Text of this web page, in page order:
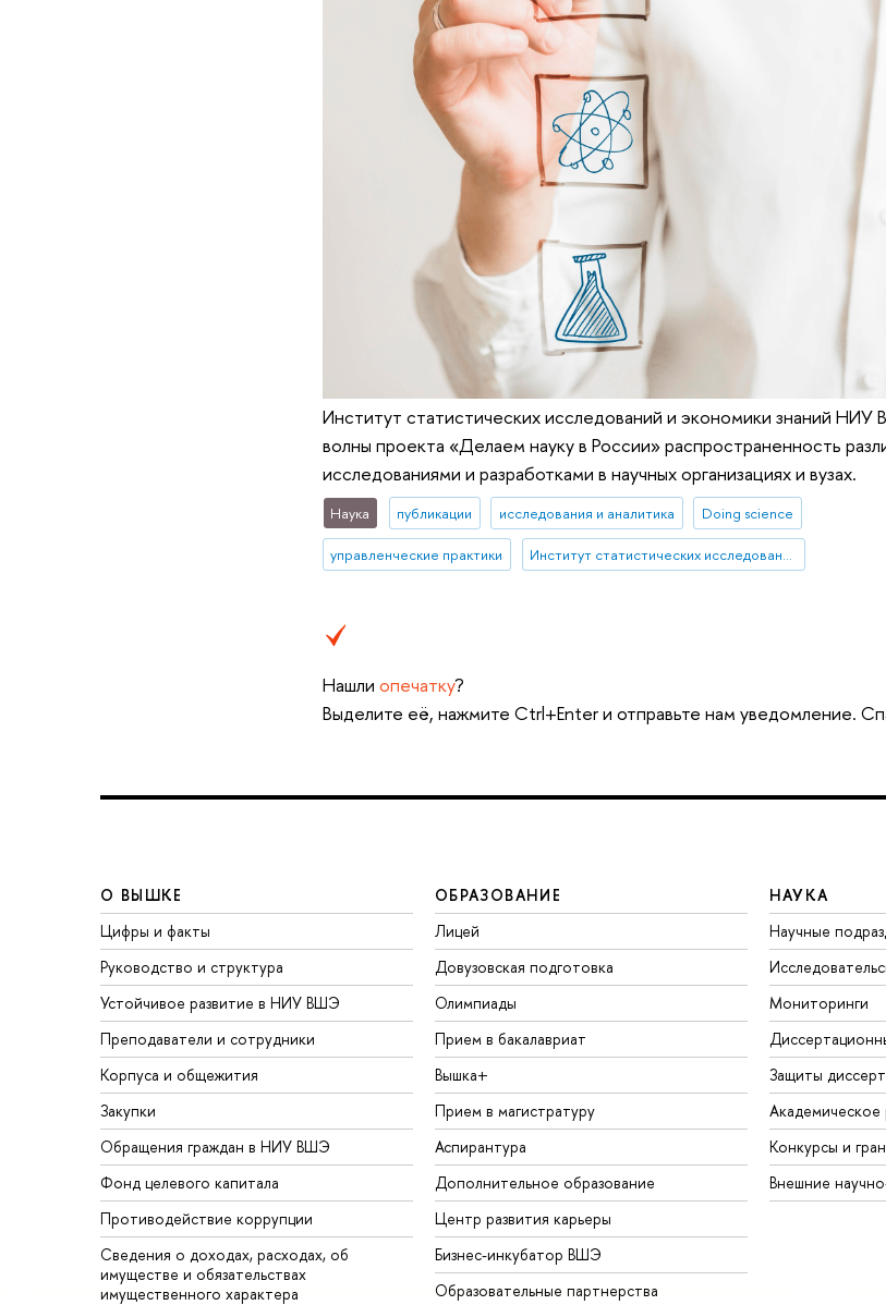
Институт статистических исследований и экономики знаний НИУ
волны проекта «Делаем науку в России» распространенность
исследованиями и разработками в научных организациях и вузах.
Наука публикации исследования и аналитика Doing science
управленческие практики Институт статистических исследований и экономики знаний
Нашли опечатку?
Выделите её, нажмите Ctrl+Enter и отправьте нам уведомление.
О ВЫШКЕ
Цифры и факты
Руководство и структура
Устойчивое развитие в НИУ ВШЭ
Преподаватели и сотрудники
Корпуса и общежития
Закупки
Обращения граждан в НИУ ВШЭ
Фонд целевого капитала
Противодействие коррупции
Сведения о доходах, расходах, об
имуществе и обязательствах
имущественного характера
ОБРАЗОВАНИЕ
Лицей
Довузовская подготовка
Олимпиады
Прием в бакалавриат
Вышка+
Прием в магистратуру
Аспирантура
Дополнительное образование
Центр развития карьеры
Бизнес-инкубатор ВШЭ
Образовательные партнерства
НАУКА
Научные
Мониторинги
Защиты
Академическое
Конкурсы и
Внешние